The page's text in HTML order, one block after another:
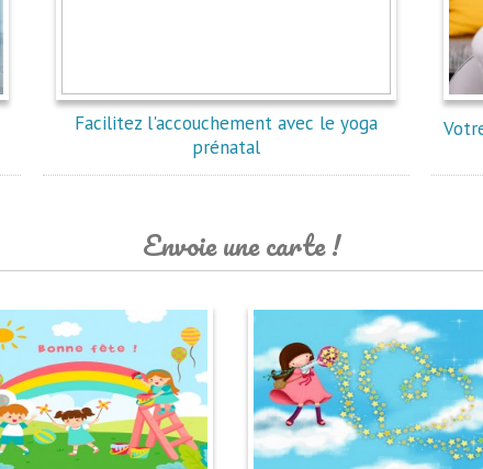
Facilitez l'accouchement avec le yoga
prénatal
Envoie une carte !